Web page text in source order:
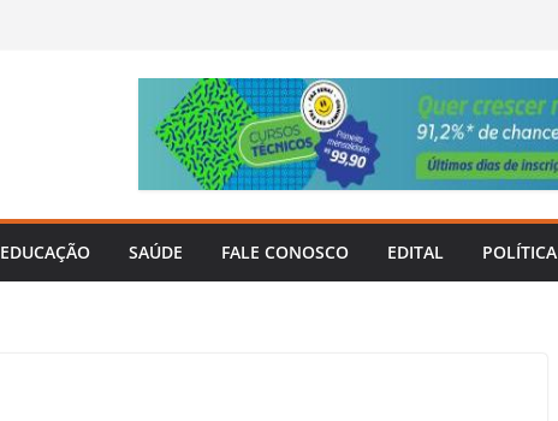
EDUCAÇÃO SAÚDE FALE CONOSCO EDITAL POLÍTICA